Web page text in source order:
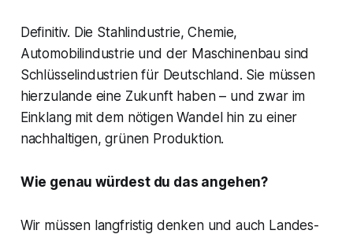
Definitiv. Die Stahlindustrie, Chemie,
Automobilindustrie und der Maschinenbau sind
Schlüsselindustrien für Deutschland. Sie müssen
hierzulande eine Zukunft haben – und zwar im
Einklang mit dem nötigen Wandel hin zu einer
nachhaltigen, grünen Produktion.
Wie genau würdest du das angehen?
Wir müssen langfristig denken und auch Landes-